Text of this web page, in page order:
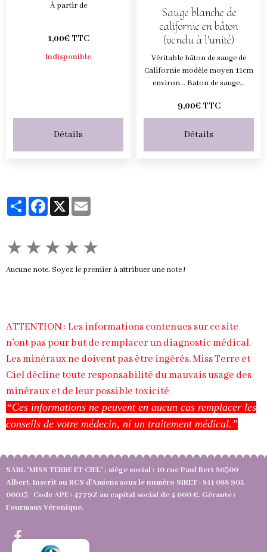
À partir de
1,00€ TTC
Indisponible
Détails
Sauge blanche de
californie en bâton
(vendu à l'unité)
Véritable bâton de sauge de
Californie modèle moyen 11cm
environ... Baton de sauge...
9,00€ TTC
Détails
PartagerFacebook
X
★ ★ ★ ★ ★
Aucune note. Soyez le premier à attribuer une note !
ATTENTION : Les informations contenues sur ce site
n’ont pas pour but de remplacer un diagnostic médical.
Les minéraux ne doivent pas être ingérés. Miss Terre et
Ciel décline toute responsabilité du mauvais usage des
minéraux et de leur possible toxicité
“Ces informations ne peuvent en aucun cas remplacer les
conseils de votre médecin, ni un traitement médical.”
SARL "MISS TERRE ET CIEL" ; siège social : 10 rue Paul Bert 80300
Albert. Inscrit au RCS d'Amiens sous le numéro SIRET : 811 088 905
00013 Code APE : 4779Z au capital social de 4 000 €. Gérante :
Fourmaux Véronique.